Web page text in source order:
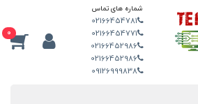
شماره های تماس
02166454781
02166454771
02166452986
02166452986
09126999838
0